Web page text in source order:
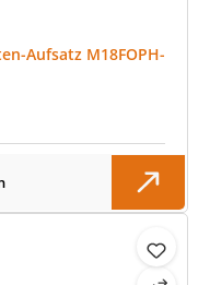
Aufsatz M18FOPH-